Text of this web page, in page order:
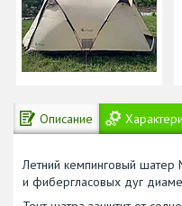
Описание
Летний кемпинговый шатер
и фибергласовых дуг